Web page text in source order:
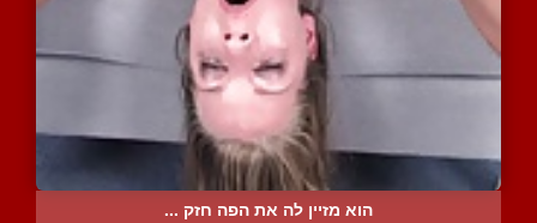
הוא מזיין לה את הפה חזק ...